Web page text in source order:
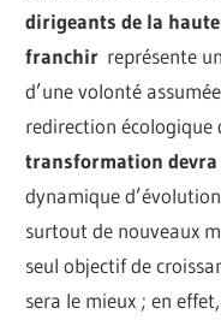
dirigeants de la
franchir représente
d’une volonté
redirection
transformation
dynamique
surtout de nouveaux
seul objectif de
sera le mieux ; en